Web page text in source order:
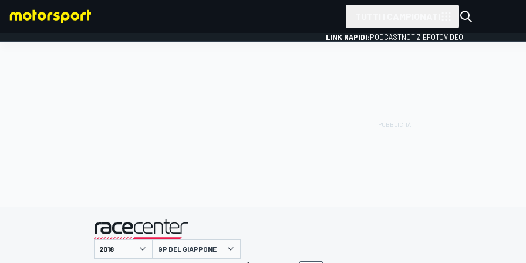
LINK RAPIDI:PODCASTNOTIZIEFOTOVIDEO
presentato da
GP DEL GIAPPONE